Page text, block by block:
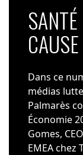
Dans ce
médias
Palmarès
Économie
Gomes,
EMEA chez